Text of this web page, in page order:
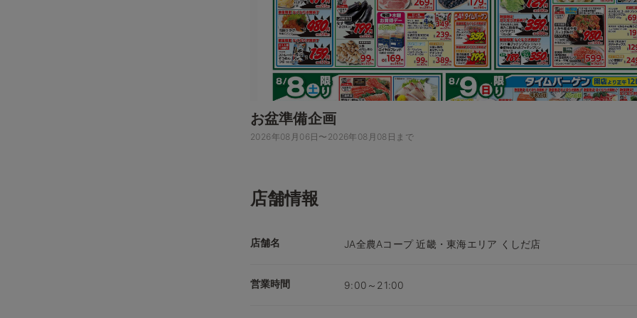
お盆準備企画
2026年08月06日〜2026年08月08日まで
店舗情報
店舗名 JA全農Aコープ 近畿・東海エリア くしだ店
営業時間 9:00～21:00